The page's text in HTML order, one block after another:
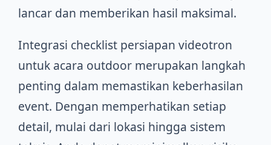
lancar dan memberikan hasil maksimal.
Integrasi checklist persiapan videotron
untuk acara outdoor merupakan langkah
penting dalam memastikan keberhasilan
event. Dengan memperhatikan setiap
detail, mulai dari lokasi hingga sistem